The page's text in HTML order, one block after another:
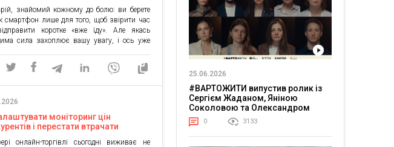
знайомий кожному до болю: ви берете
смартфон лише для того, щоб звірити час
коротке «вже їду». Але якась
сила захоплює вашу увагу, і ось уже
западини соціальних мереж. Ви
мимовільним свідком гучних розлучень
моніторинг цін
і перестати втрачати
онлайн-торгівлі сьогодні виживає не
25.06.2026
#ВАРТОЖИТИ випустив ролик із
Сергієм Жаданом, Яніною
Соколовою та Олександром
Тереном про життя в постійній
напрузі
0 3133